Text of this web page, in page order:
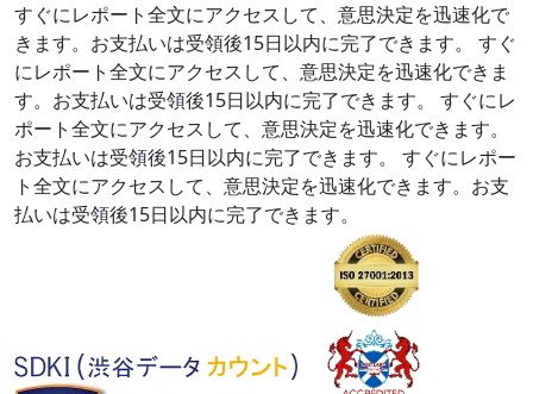
すぐにレポート全文にアクセスして、意思決定を迅速化で
きます。お支払いは受領後15日以内に完了できます。
すぐ
にレポート全文にアクセスして、意思決定を迅速化できま
す。お支払いは受領後15日以内に完了できます。
すぐにレ
ポート全文にアクセスして、意思決定を迅速化できます。
お支払いは受領後15日以内に完了できます。
すぐにレポー
ト全文にアクセスして、意思決定を迅速化できます。お支
払いは受領後15日以内に完了できます。